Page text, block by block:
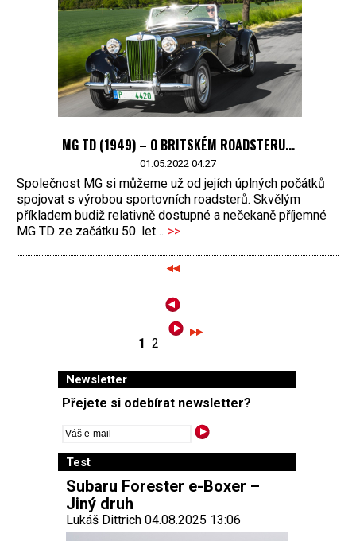
MG TD (1949) – O BRITSKÉM ROADSTERU...
01.05.2022 04:27
Společnost MG si můžeme už od jejích úplných počátků
spojovat s výrobou sportovních roadsterů. Skvělým
příkladem budiž relativně dostupné a nečekaně příjemné
MG TD ze začátku 50. let… >>
1 2
Newsletter
Přejete si odebírat newsletter?
Test
Subaru Forester e-Boxer –
Jiný druh
Lukáš Dittrich 04.08.2025 13:06